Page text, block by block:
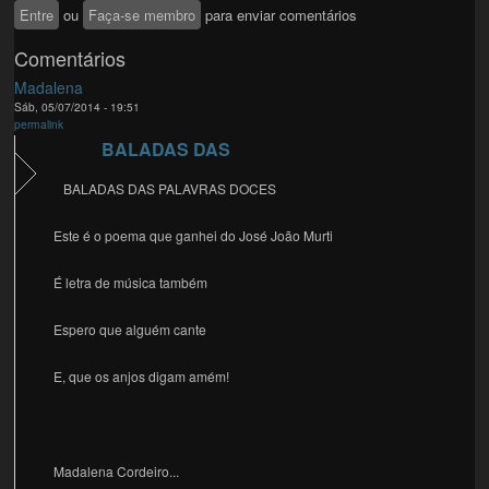
Entre ou Faça-se membro para enviar comentários
Comentários
Madalena
Sáb, 05/07/2014 - 19:51
permalink
BALADAS DAS
BALADAS DAS PALAVRAS DOCES
Este é o poema que ganhei do José João Murti
É letra de música também
Espero que alguém cante
E, que os anjos digam amém!
Madalena Cordeiro...